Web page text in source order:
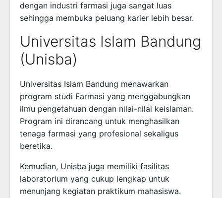
dengan industri farmasi juga sangat luas
sehingga membuka peluang karier lebih besar.
Universitas Islam Bandung
(Unisba)
Universitas Islam Bandung menawarkan
program studi Farmasi yang menggabungkan
ilmu pengetahuan dengan nilai-nilai keislaman.
Program ini dirancang untuk menghasilkan
tenaga farmasi yang profesional sekaligus
beretika.
Kemudian, Unisba juga memiliki fasilitas
laboratorium yang cukup lengkap untuk
menunjang kegiatan praktikum mahasiswa.